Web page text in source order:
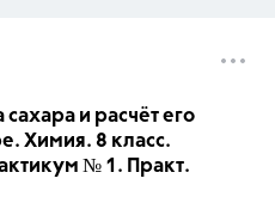
и расчёт его
Химия. 8 класс.
№ 1. Практ.